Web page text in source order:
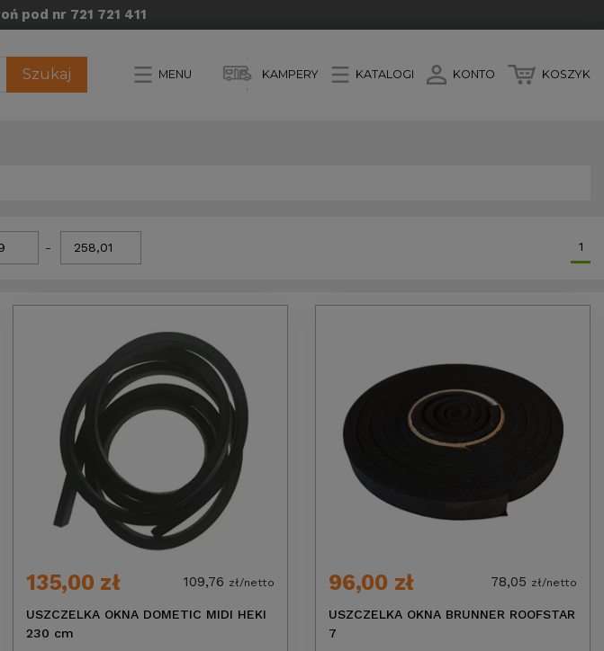
pod nr 721 721 411
Szukaj MENU KAMPERY KATALOGI KONTO KOSZYK
- 1
135,00 zł 109,76 zł/netto
USZCZELKA OKNA DOMETIC MIDI HEKI
230 cm
96,00 zł 78,05 zł/netto
USZCZELKA OKNA BRUNNER ROOFSTAR
7